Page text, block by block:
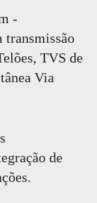
-
transmissão
TVS de
Via
de